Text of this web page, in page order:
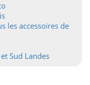
les accessoires de
Sud Landes